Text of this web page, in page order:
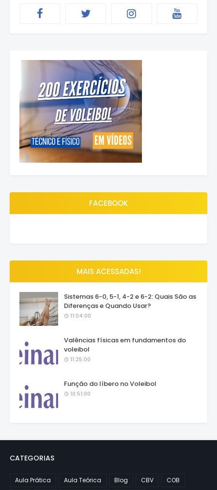
FACEBOOK
MAIS ACESSADAS!
Sistemas 6-0, 5-1, 4-2 e 6-2: Quais São as
Diferenças e Quando Usar?
11:04:00
Valências físicas em fundamentos do
voleibol
11:25:00
Função do líbero no Voleibol
10:51:00
CATEGORIAS
Aula Prática Aula Teórica Blog CBV
COB